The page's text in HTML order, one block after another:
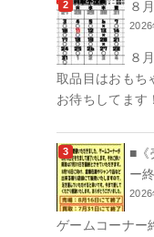
８
８
取品目はおもち
お待ちしてます
■《
ー
ゲームコーナー